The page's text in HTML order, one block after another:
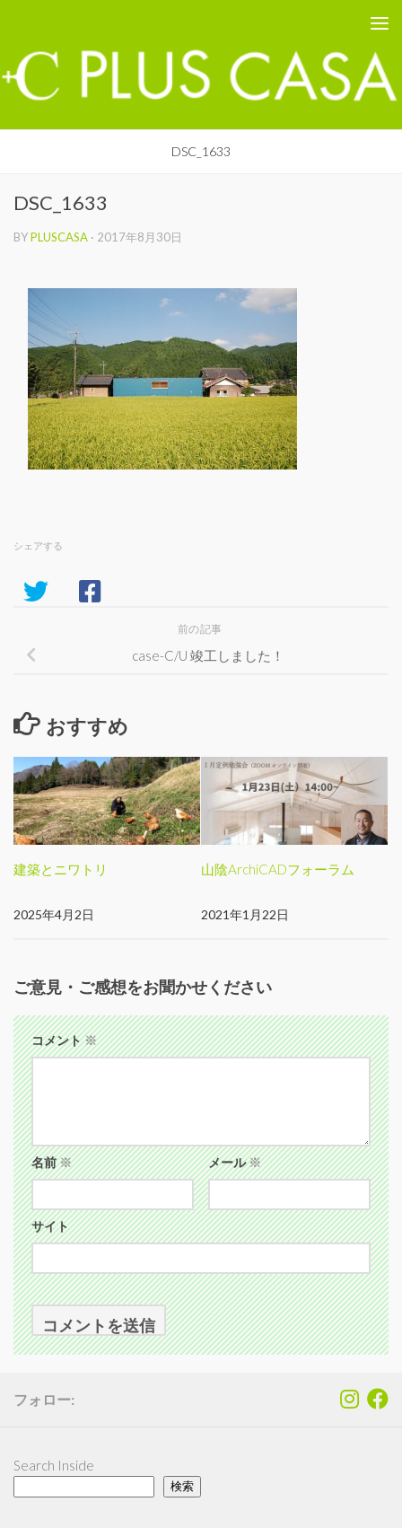
DSC_1633
DSC_1633
BYPLUSCASA · 2017年8月30日
シェアする
前の記事
case-C/U 竣工しました！
おすすめ
建築とニワトリ
2025年4月2日
山陰ArchiCADフォーラム
2021年1月22日
ご意見・ご感想をお聞かせください
コメント※
名前※ メール※
サイト
フォロー:
Search Inside
検索